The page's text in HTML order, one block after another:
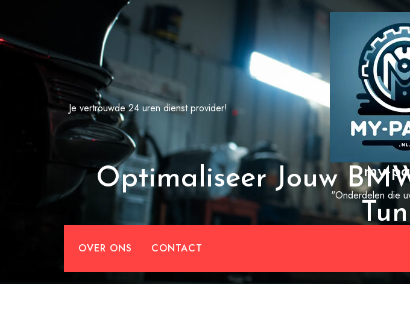
de
Je vertrouwde 24 uren dienst provider!
my-
"Onderdelen die
OVER ONS CONTACT
Optimaliseer Jouw